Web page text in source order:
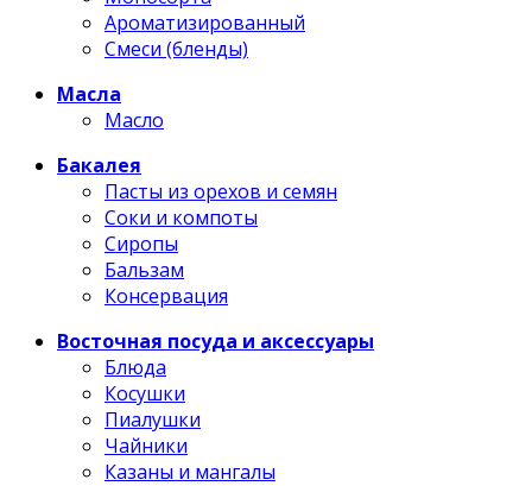
Ароматизированный
Смеси (бленды)
Масла
Масло
Бакалея
Пасты из орехов и семян
Соки и компоты
Сиропы
Бальзам
Консервация
Восточная посуда и аксессуары
Блюда
Косушки
Пиалушки
Чайники
Казаны и мангалы